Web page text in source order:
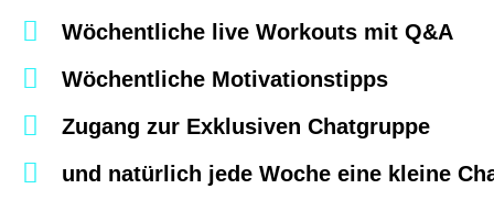
Wöchentliche live Workouts mit Q&A
Wöchentliche Motivationstipps
Zugang zur Exklusiven Chatgruppe
und natürlich jede Woche eine kleine